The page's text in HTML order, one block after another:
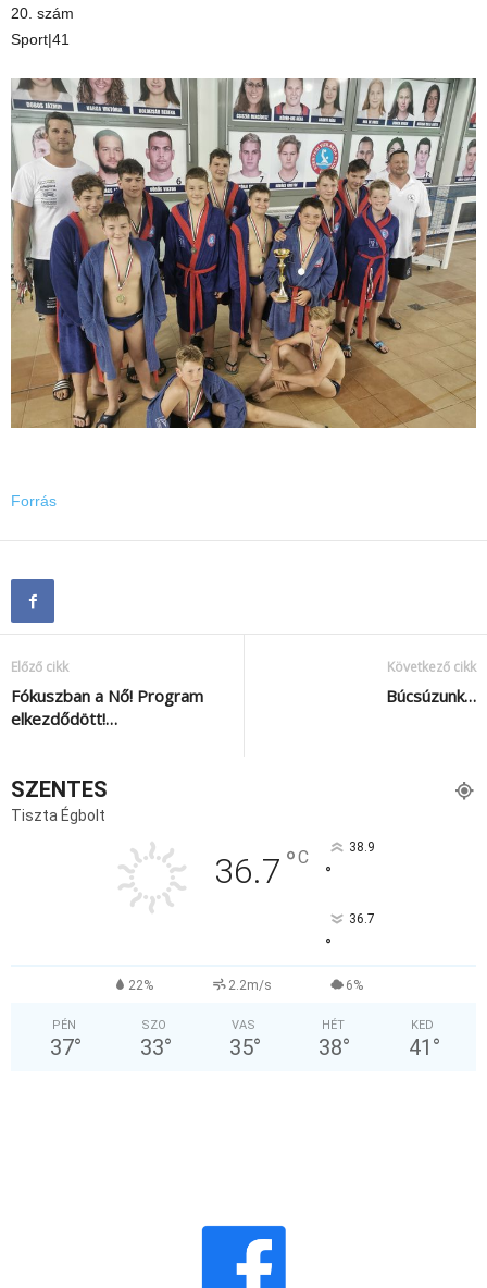
20. szám
Sport|41
Forrás
Előző cikk
Fókuszban a Nő! Program
elkezdődött!…
Következő cikk
Búcsúzunk…
SZENTES
Tiszta Égbolt
36.7 °C 38.9
°
36.7
°
22% 2.2m/s 6%
PÉN
37°
SZO
33°
VAS
35°
HÉT
38°
KED
41 °